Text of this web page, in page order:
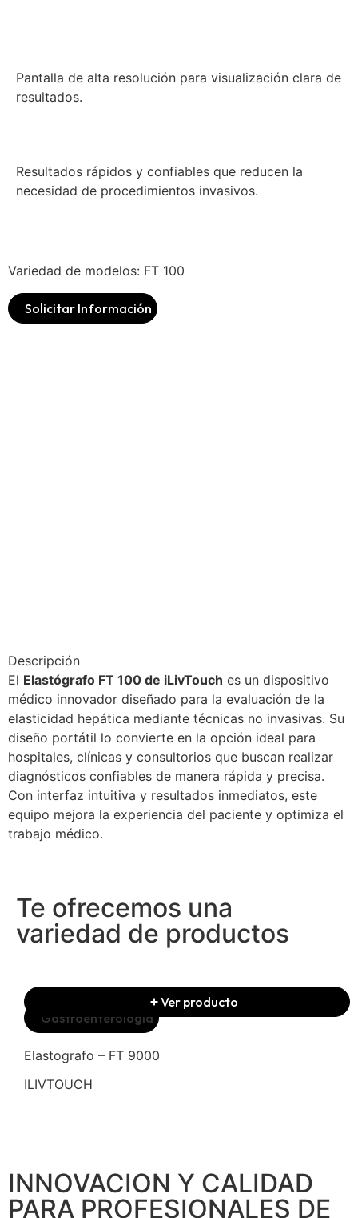
Pantalla de alta resolución para visualización clara de
resultados.
Resultados rápidos y confiables que reducen la
necesidad de procedimientos invasivos.
Variedad de modelos: FT 100
Solicitar Información
Descripción
El Elastógrafo FT 100 de iLivTouch es un dispositivo
médico innovador diseñado para la evaluación de la
elasticidad hepática mediante técnicas no invasivas. Su
diseño portátil lo convierte en la opción ideal para
hospitales, clínicas y consultorios que buscan realizar
diagnósticos confiables de manera rápida y precisa.
Con interfaz intuitiva y resultados inmediatos, este
equipo mejora la experiencia del paciente y optimiza el
trabajo médico.
Te ofrecemos una
variedad de productos
Gastroenterología
Elastografo – FT 9000
ILIVTOUCH
Ver producto
INNOVACION Y CALIDAD
PARA PROFESIONALES DE